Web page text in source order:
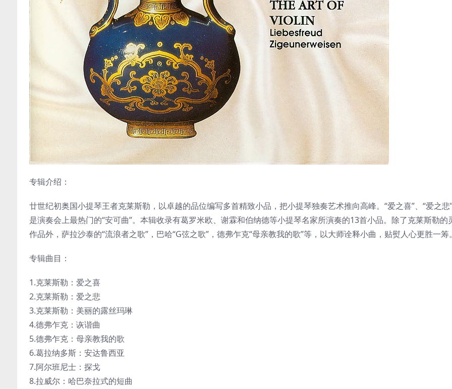
专辑介绍：
廿世纪初奥国小提琴王者克莱斯勒，以卓越的品位编写多首精致小品，把小提琴独奏艺术推向高峰。“爱之喜”、“爱之悲
是演奏会上最热门的“安可曲”。本辑收录有葛罗米欧、谢霖和伯纳德等小提琴名家所演奏的13首小品。除了克莱斯勒的
作品外，萨拉沙泰的“流浪者之歌”，巴哈“G弦之歌”，德弗乍克“母亲教我的歌”等，以大师诠释小曲，贴熨人心更胜一筹
专辑曲目：
1.克莱斯勒：爱之喜
2.克莱斯勒：爱之悲
3.克莱斯勒：美丽的露丝玛琳
4.德弗乍克：诙谐曲
5.德弗乍克：母亲教我的歌
6.葛拉纳多斯：安达鲁西亚
7.阿尔班尼士：探戈
8.拉威尔：哈巴奈拉式的短曲